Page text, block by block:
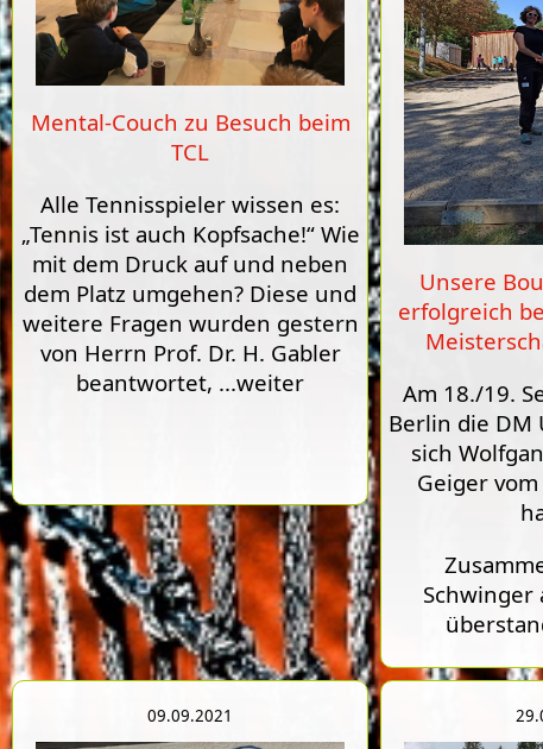
Mental-Couch zu Besuch beim
TCL
Alle Tennisspieler wissen es:
„Tennis ist auch Kopfsache!“ Wie
mit dem Druck auf und neben
dem Platz umgehen? Diese und
weitere Fragen wurden gestern
von Herrn Prof. Dr. H. Gabler
beantwortet, ...weiter
Unsere
erfolgreich
Am 18./19.
Berlin die DM
sich
Geiger
Schwinger
09.09.2021